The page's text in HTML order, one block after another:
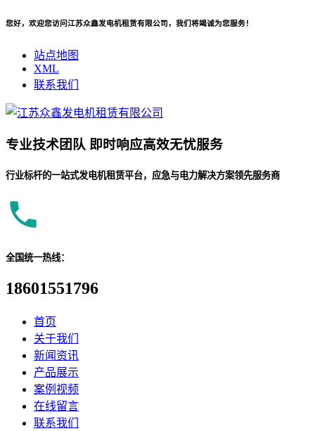
您好，欢迎您访问江苏众鑫发电机租赁有限公司，我们将竭诚为您服务！
站点地图
XML
联系我们
专业技术团队 即时响应高效无忧服务
行业标杆的一站式发电机租赁平台，应急与电力解决方案领先服务商
全国统一热线：
18601551796
首页
关于我们
新闻资讯
产品展示
案例视频
在线留言
联系我们